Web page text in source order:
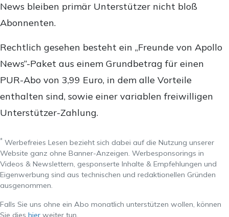
News bleiben primär Unterstützer nicht bloß
Abonnenten.
Rechtlich gesehen besteht ein „Freunde von Apollo
News“-Paket aus einem Grundbetrag für einen
PUR-Abo von 3,99 Euro, in dem alle Vorteile
enthalten sind, sowie einer variablen freiwilligen
Unterstützer-Zahlung.
* Werbefreies Lesen bezieht sich dabei auf die Nutzung unserer
Website ganz ohne Banner-Anzeigen. Werbesponsorings in
Videos & Newslettern, gesponserte Inhalte & Empfehlungen und
Eigenwerbung sind aus technischen und redaktionellen Gründen
ausgenommen.
Falls Sie uns ohne ein Abo monatlich unterstützen wollen, können
Sie dies hier weiter tun.